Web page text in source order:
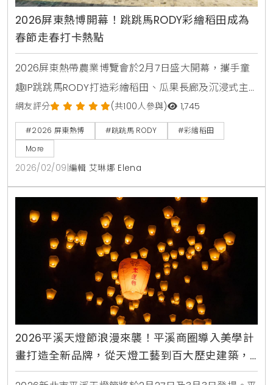
2026屏東熱博開幕！跳跳馬RODY彩繪稻田成為
春節走春打卡熱點
2026屏東熱帶農業博覽會於2月7日盛大開幕，攜手童
趣IP跳跳馬RODY打造彩繪稻田、瓜果長廊及沉浸式主
題館。活動期間提供DIY手作、舞台表演及屏東在地優
質農產展售，是春節假期親子走春、寓教於樂的首選景
點。
網友評分 (共100人參與) 1,745
#2026 屏東熱博 #跳跳馬 RODY
#彩繪稻田
More
2026/02/09 編輯 艾琳娜 Elena
2026平溪天燈節浪漫來襲！平溪商圈導入美學計
畫打造全新品牌，從天燈工藝到百大歷史建築，
帶領遊客漫步山城感受職人堅持